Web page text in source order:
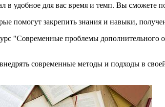
в удобное для вас время и темп. Вы сможете
помогут закрепить знания и навыки,
"Современные проблемы дополнительного
современные методы и подходы в